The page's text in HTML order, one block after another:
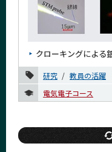
クローキングによる
研究
教員の活躍
電気電子コース